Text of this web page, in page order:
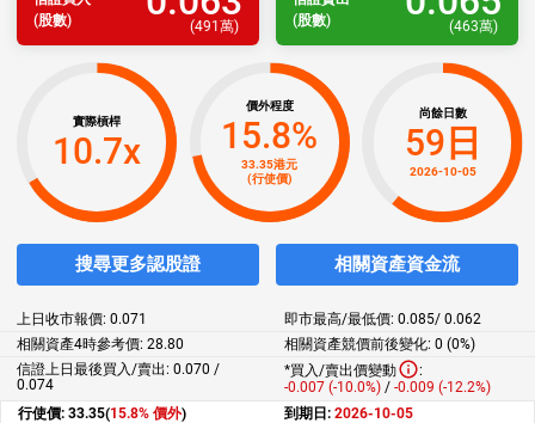
(股數)
(491萬)
(股數)
(463萬)
實際槓桿
10.7x
價外程度
15.8%
33.35港元
(行使價)
尚餘日數
59日
2026-10-05
搜尋更多認股證 相關資產資金流
上日收市報價: 0.071 即市最高/最低價: 0.085/ 0.062
相關資產4時參考價: 28.80 相關資產競價前後變化: 0 (0%)
信證上日最後買入/賣出: 0.070 /
0.074
*買入/賣出價變動
:
-0.007 (-10.0%) / -0.009 (-12.2%)
行使價: 33.35(15.8% 價外) 到期日: 2026-10-05